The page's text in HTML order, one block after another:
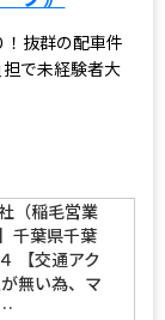
抜群の配車件
で未経験者大
（稲毛営業
千葉県千葉
【交通アク
無い為、マ